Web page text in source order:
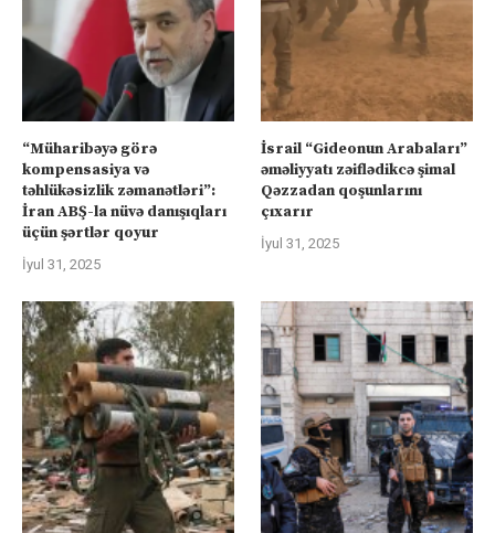
“Müharibəyə görə
kompensasiya və
təhlükəsizlik zəmanətləri”:
İran ABŞ-la nüvə danışıqları
üçün şərtlər qoyur
İyul 31, 2025
İsrail “Gideonun Arabaları”
əməliyyatı zəiflədikcə şimal
Qəzzadan qoşunlarını
çıxarır
İyul 31, 2025